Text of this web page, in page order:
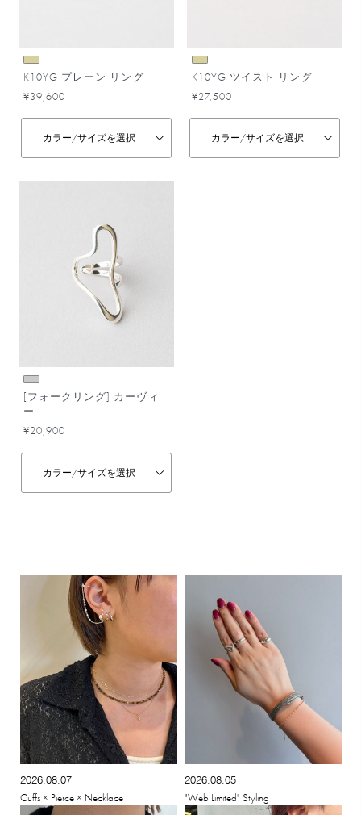
K10YG プレーン リング
¥39,600
カラー/サイズを選択
K10YG ツイスト リング
¥27,500
カラー/サイズを選択
[フォークリング] カーヴィ
ー
¥20,900
カラー/サイズを選択
2026.08.07
Cuffs × Pierce × Necklace
2026.08.05
"Web Limited" Styling